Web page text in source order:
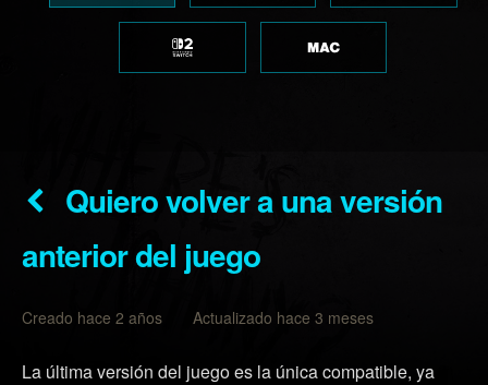
Quiero volver a una versión
anterior del juego
Creado hace 2 años Actualizado hace 3 meses
La última versión del juego es la única compatible, ya